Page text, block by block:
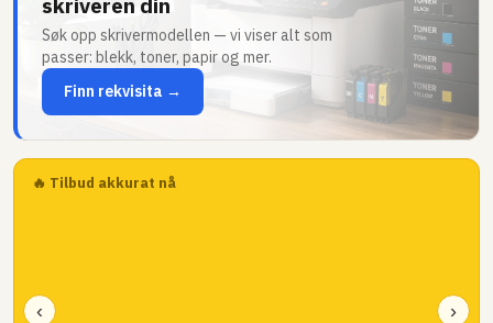
skriveren din
Søk opp skrivermodellen — vi viser alt som
passer: blekk, toner, papir og mer.
Finn rekvisita →
🔥 Tilbud akkurat nå
‹ ›